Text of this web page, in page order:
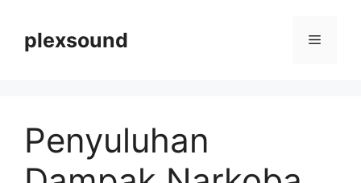
plexsound Menu
Penyuluhan